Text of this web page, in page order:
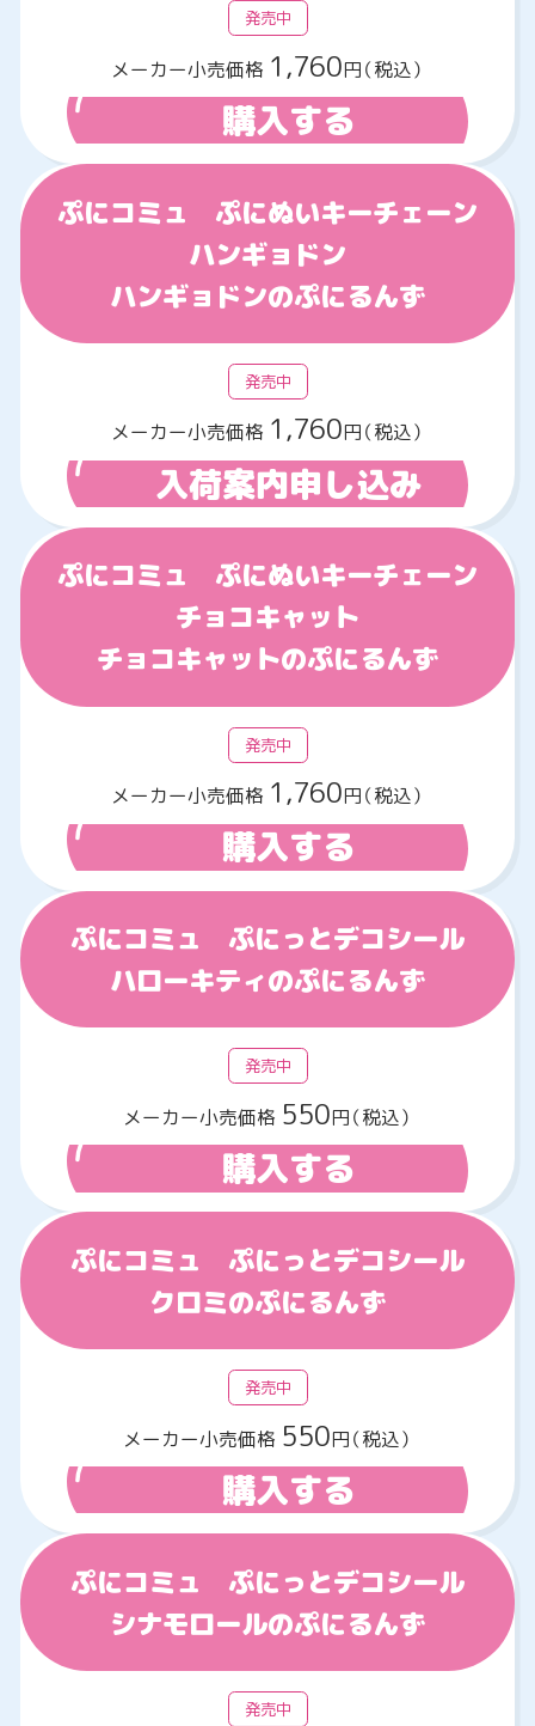
発売中
メーカー小売価格 1,760円（税込）
購入する
ぷにコミュ ぷにぬいキーチェーン
ハンギョドン
ハンギョドンのぷにるんず
発売中
メーカー小売価格 1,760円（税込）
入荷案内申し込み
ぷにコミュ ぷにぬいキーチェーン
チョコキャット
チョコキャットのぷにるんず
発売中
メーカー小売価格 1,760円（税込）
購入する
ぷにコミュ ぷにっとデコシール
ハローキティのぷにるんず
発売中
メーカー小売価格 550円（税込）
購入する
ぷにコミュ ぷにっとデコシール
クロミのぷにるんず
発売中
メーカー小売価格 550円（税込）
購入する
ぷにコミュ ぷにっとデコシール
シナモロールのぷにるんず
発売中